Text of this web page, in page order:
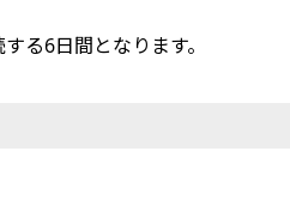
る6日間となります。